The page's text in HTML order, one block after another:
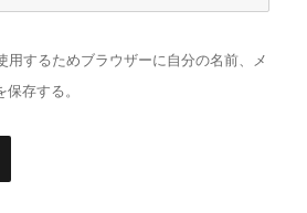
用するためブラウザーに自分の名前、メ
存する。